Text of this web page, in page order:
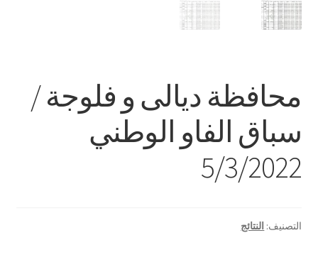
محافظة ديالى و فلوجة /
سباق الفاو الوطني
5/3/2022
التصنيف: النتائج